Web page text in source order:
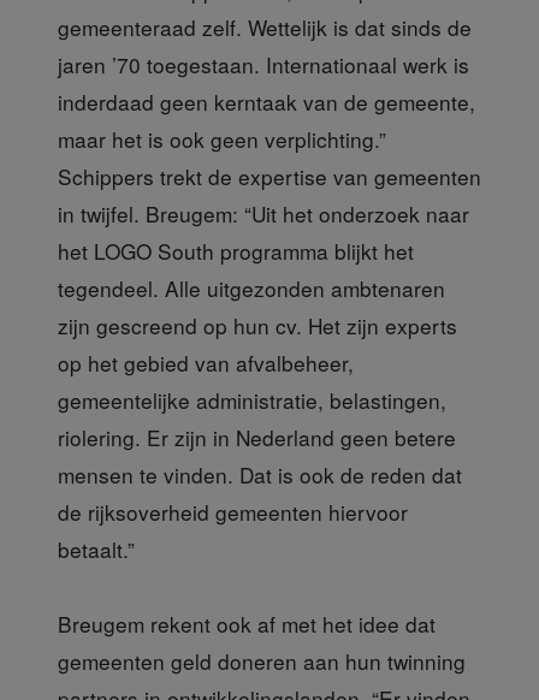
gemeenteraad zelf. Wettelijk is dat sinds de
jaren ’70 toegestaan. Internationaal werk is
inderdaad geen kerntaak van de gemeente,
maar het is ook geen verplichting.”
Schippers trekt de expertise van gemeenten
in twijfel. Breugem: “Uit het onderzoek naar
het LOGO South programma blijkt het
tegendeel. Alle uitgezonden ambtenaren
zijn gescreend op hun cv. Het zijn experts
op het gebied van afvalbeheer,
gemeentelijke administratie, belastingen,
riolering. Er zijn in Nederland geen betere
mensen te vinden. Dat is ook de reden dat
de rijksoverheid gemeenten hiervoor
betaalt.”
Breugem rekent ook af met het idee dat
gemeenten geld doneren aan hun twinning